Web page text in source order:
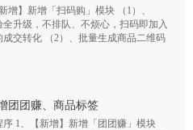
增】新增「扫码购」模块 （1）、
全升级，不排队、不烦心，扫码即加入
交转化 （2）、批量生成商品二维码
团团赚、商品标签
序 1、【新增】新增「团团赚」模块